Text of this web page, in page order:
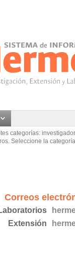
categorías:
Seleccione la
Correos
Extensión